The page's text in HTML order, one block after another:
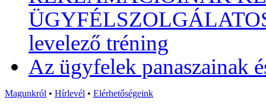
levelező tréning
Az ügyfelek panaszainak
Magunkról • Hírlevél • Elérhetőségeink